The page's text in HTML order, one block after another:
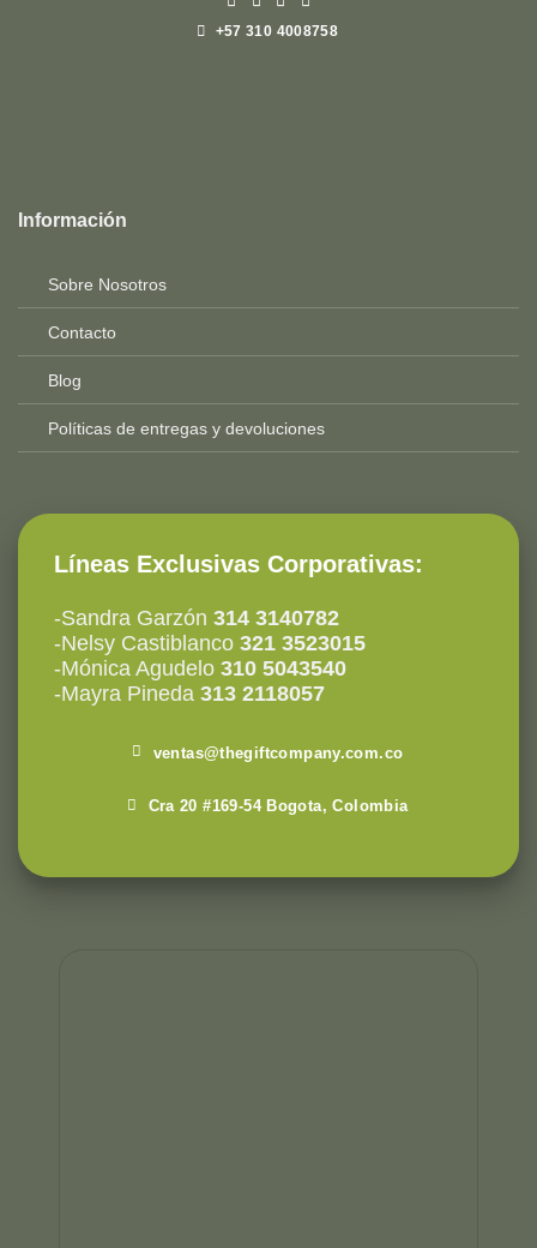
+57 310 4008758
2025-
Información
Sobre Nosotros
Contacto
Blog
Políticas de entregas y devoluciones
Líneas Exclusivas Corporativas:
-Sandra Garzón 314 3140782
-Nelsy Castiblanco 321 3523015
-Mónica Agudelo 310 5043540
-Mayra Pineda 313 2118057
ventas@thegiftcompany.com.co
Cra 20 #169-54 Bogota, Colombia